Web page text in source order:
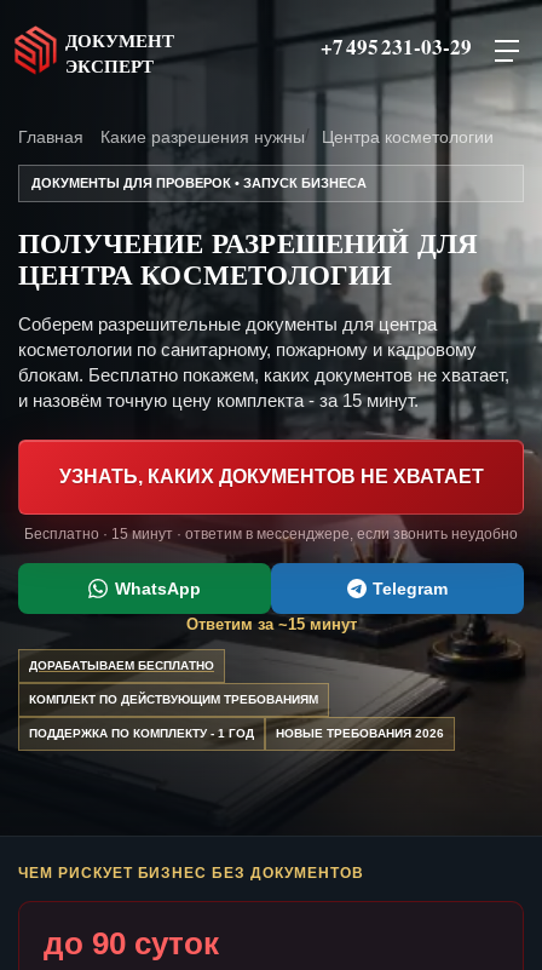
ДОКУМЕНТ
ЭКСПЕРТ
+7 495 231-03-29
Главная Какие разрешения нужны Центра косметологии
ДОКУМЕНТЫ ДЛЯ ПРОВЕРОК • ЗАПУСК БИЗНЕСА
ПОЛУЧЕНИЕ РАЗРЕШЕНИЙ ДЛЯ
ЦЕНТРА КОСМЕТОЛОГИИ
Соберем разрешительные документы для центра
косметологии по санитарному, пожарному и кадровому
блокам. Бесплатно покажем, каких документов не хватает,
и назовём точную цену комплекта - за 15 минут.
УЗНАТЬ, КАКИХ ДОКУМЕНТОВ НЕ ХВАТАЕТ
Бесплатно · 15 минут · ответим в мессенджере, если звонить неудобно
WhatsApp Telegram
Ответим за ~15 минут
ДОРАБАТЫВАЕМ БЕСПЛАТНО
КОМПЛЕКТ ПО ДЕЙСТВУЮЩИМ ТРЕБОВАНИЯМ
ПОДДЕРЖКА ПО КОМПЛЕКТУ - 1 ГОД НОВЫЕ ТРЕБОВАНИЯ 2026
ЧЕМ РИСКУЕТ БИЗНЕС БЕЗ ДОКУМЕНТОВ
до 90 суток